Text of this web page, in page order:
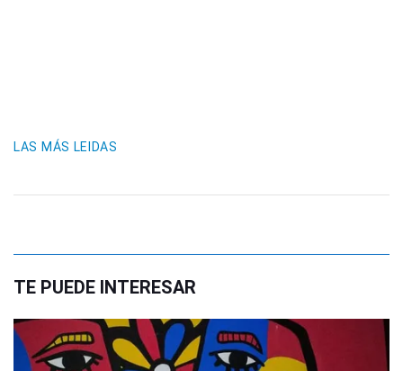
LAS MÁS LEIDAS
TE PUEDE INTERESAR